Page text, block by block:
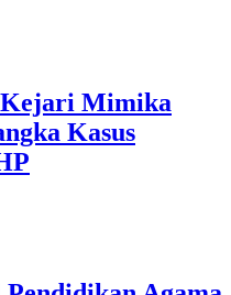
Kejari Mimika
Kasus